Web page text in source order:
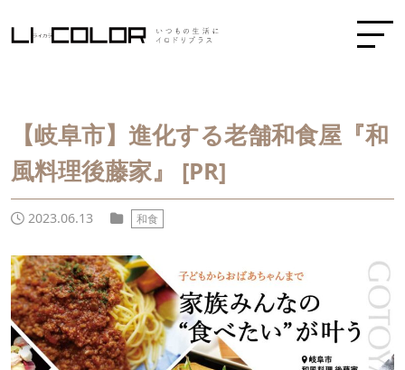
【岐阜市】進化する老舗和食屋『和
風料理後藤家』 [PR]
2023.06.13 和食